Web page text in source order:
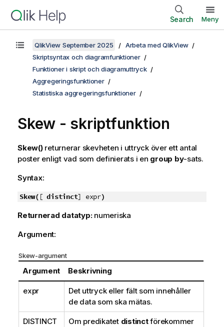
Search Meny
QlikView September 2025
Arbeta med QlikView
Skriptsyntax och diagramfunktioner
Funktioner i skript och diagramuttryck
Aggregeringsfunktioner
Statistiska aggregeringsfunktioner
Skew - skriptfunktion
Skew()returnerar skevheten i uttryck över ett antal
poster enligt vad som definierats i en group by-sats.
Syntax:
Skew( [distinct] expr)
Returnerad datatyp: numeriska
Argument:
Skew-argument
Argument Beskrivning
expr
Det uttryck eller fält som innehåller
de data som ska mätas.
DISTINCT Om predikatet distinctförekommer